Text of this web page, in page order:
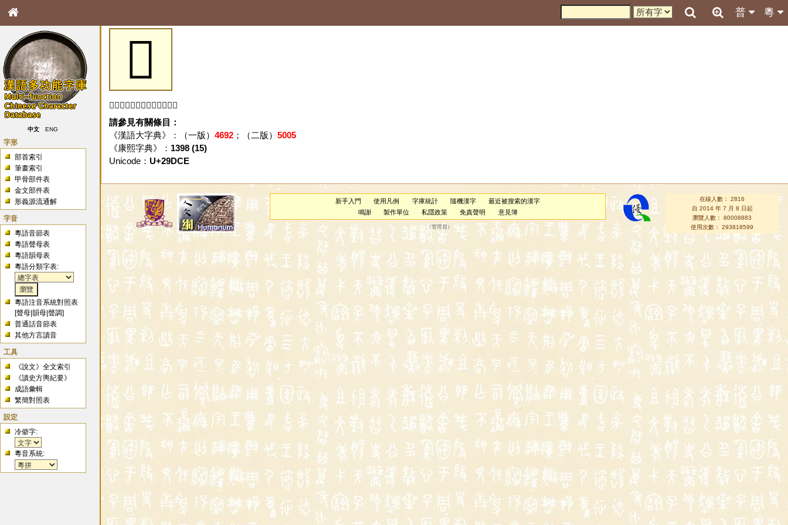
粵
普
中文 ENG
字形
部首索引
筆畫索引
甲骨部件表
金文部件表
形義源流通解
字音
粵語音節表
粵語聲母表
粵語韻母表
粵語分類字表:
粵語注音系統對照表
[聲母 |韻母 |聲調]
普通話音節表
其他方言讀音
工具
《說文》全文索引
《讀史方輿紀要》
成語彙輯
繁簡對照表
設定
冷僻字:
粵音系統:
𩷎
「𩷎」字未收錄於本資料庫。
請參見有關條目：
《漢語大字典》：（一版） 4692；（二版） 5005
《康熙字典》： 1398 (15)
Unicode： U+29DCE
新手入門 使用凡例 字庫統計 隨機漢字
最近被搜索的漢字
鳴謝
製作單位 私隱政策 免責聲明 意見簿
（管理員 ）
在線人數： 2816
自 2014 年 7 月 8 日起
瀏覽人數： 80008883
使用次數： 293818599